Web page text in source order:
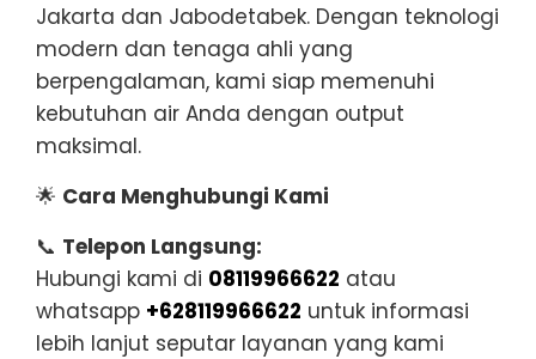
Jakarta dan Jabodetabek. Dengan teknologi
modern dan tenaga ahli yang
berpengalaman, kami siap memenuhi
kebutuhan air Anda dengan output
maksimal.
🌟 Cara Menghubungi Kami
📞 Telepon Langsung:
Hubungi kami di 08119966622 atau
whatsapp +628119966622 untuk informasi
lebih lanjut seputar layanan yang kami